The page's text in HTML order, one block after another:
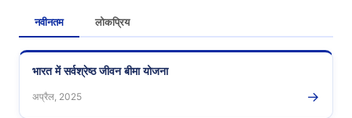
नवीनतम लोकप्रिय
भारत में सर्वश्रेष्ठ जीवन बीमा योजना
अप्रैल, 2025 →